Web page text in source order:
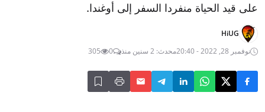
على قيد الحياة منفردا السفر إلى أوغندا.
HiUG
نوفمبر 28, 2022 - 20:40
محدث: 2 سنين منذ 0
305